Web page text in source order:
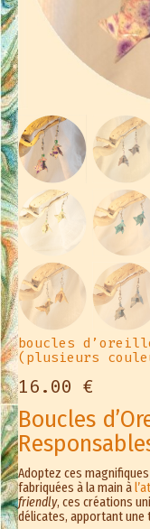
boucles
(plusieurs
16.00 €
Boucles
Adoptez ces magnifiques
fabriquées à la main à
friendly, ces créations
délicates, apportant une